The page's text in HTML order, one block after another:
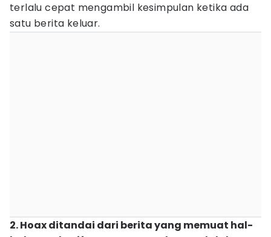
terlalu cepat mengambil kesimpulan ketika ada
satu berita keluar.
2. Hoax ditandai dari berita yang memuat hal-